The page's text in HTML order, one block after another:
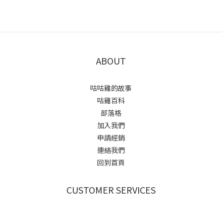
ABOUT
咕咕雞的故事
咕雞百科
部落格
加入我們
申請經銷
連絡我們
回到首頁
CUSTOMER SERVICES